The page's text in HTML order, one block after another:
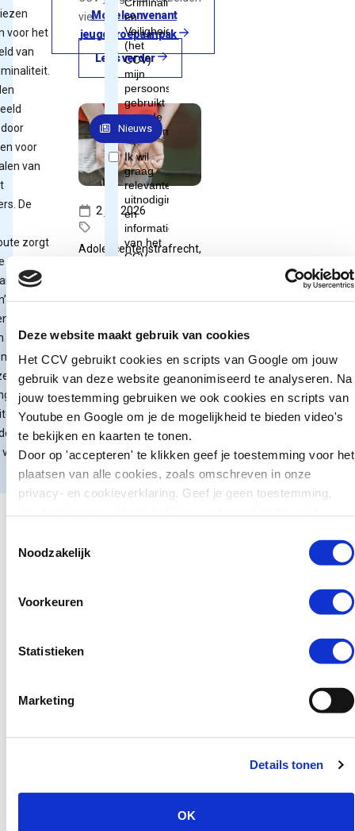
Deze website maakt gebruik van cookies
Het CCV gebruikt cookies en scripts van Google om jouw
gebruik van deze website geanonimiseerd te analyseren. Na
jouw toestemming gebruiken we ook cookies en scripts van
Youtube en Google om je de mogelijkheid te bieden video's
te bekijken en kaarten te tonen.
Door op 'accepteren' te klikken geef je toestemming voor het
plaatsen van alle cookies, zoals omschreven in onze
privacy- en cookieverklaring. Geef je geen toestemming,
Noodzakelijk
Voorkeuren
Statistieken
Marketing
Details tonen
OK
voor het
van
voor
van
De
zorgt
voor,
na
een
veilige
bestaat
tijd.
Modelconvenant
jeugdgroepaanpak
vier…
Lees verder
zwaarder
straffen: wat
kunnen we leren
voor preventie?
Zweden wil jonge
tieners die ernstige
misdrijven plegen
zwaarder kunnen
straffen. Jongeren van
15 tot en met 17 jaar
in de gevangenis
2 juli 2026
Adolescentenstrafrecht,
Nieuws
12-minners,